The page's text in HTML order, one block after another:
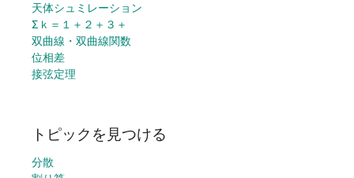
天体シュミレーション
Σｋ＝１＋２＋３＋
双曲線・双曲線関数
位相差
接弦定理
トピックを見つける
分散